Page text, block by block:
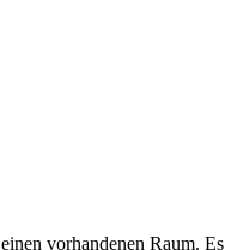
vorhandenen Raum.